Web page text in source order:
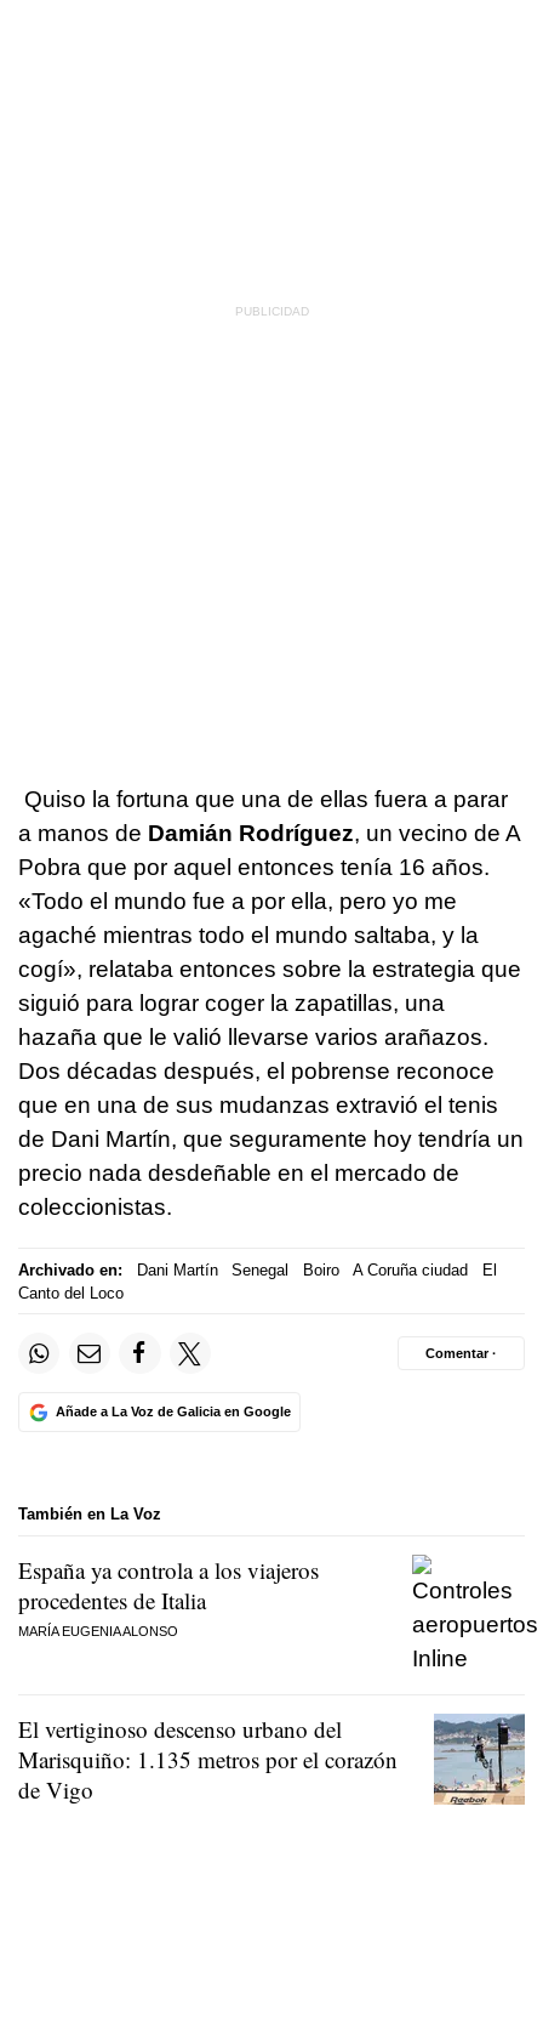
Quiso la fortuna que una de ellas fuera a parar
a manos de Damián Rodríguez, un vecino de A
Pobra que por aquel entonces tenía 16 años.
«Todo el mundo fue a por ella, pero yo me
agaché mientras todo el mundo saltaba, y la
cogí», relataba entonces sobre la estrategia que
siguió para lograr coger la zapatillas, una
hazaña que le valió llevarse varios arañazos.
Dos décadas después, el pobrense reconoce
que en una de sus mudanzas extravió el tenis
de Dani Martín, que seguramente hoy tendría un
precio nada desdeñable en el mercado de
coleccionistas.
Archivado en: Dani Martín Senegal Boiro A Coruña ciudad
El
Canto del Loco
Añade a La Voz de Galicia en Google
Comentar ·
También en La Voz
España ya controla a los viajeros
procedentes de Italia
MARÍA EUGENIA ALONSO
El vertiginoso descenso urbano del
Marisquiño: 1.135 metros por el corazón
de Vigo